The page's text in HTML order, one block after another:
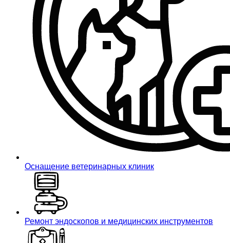
Оснащение ветеринарных клиник
Ремонт эндоскопов и медицинских инструментов